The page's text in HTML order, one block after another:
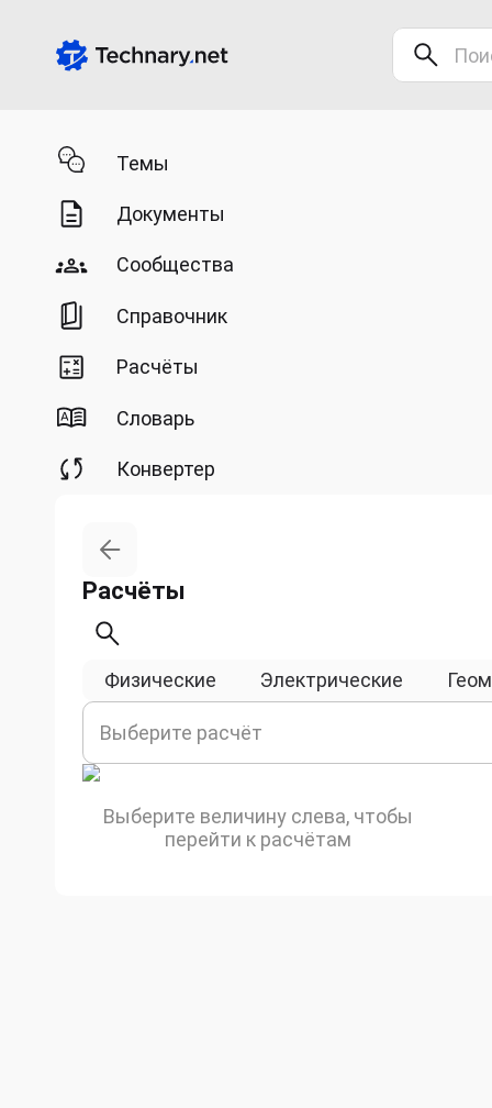
Темы
Документы
Сообщества
Справочник
Расчёты
Словарь
Конвертер
Расчёты
Физические Электрические
Выберите расчёт
Выберите величину слева, чтобы
перейти к расчётам